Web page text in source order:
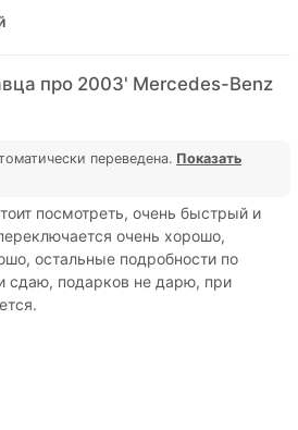
про 2003' Mercedes-Benz
переведена. Показать
посмотреть, очень быстрый и
очень хорошо,
остальные подробности по
сдаю, подарков не дарю, при